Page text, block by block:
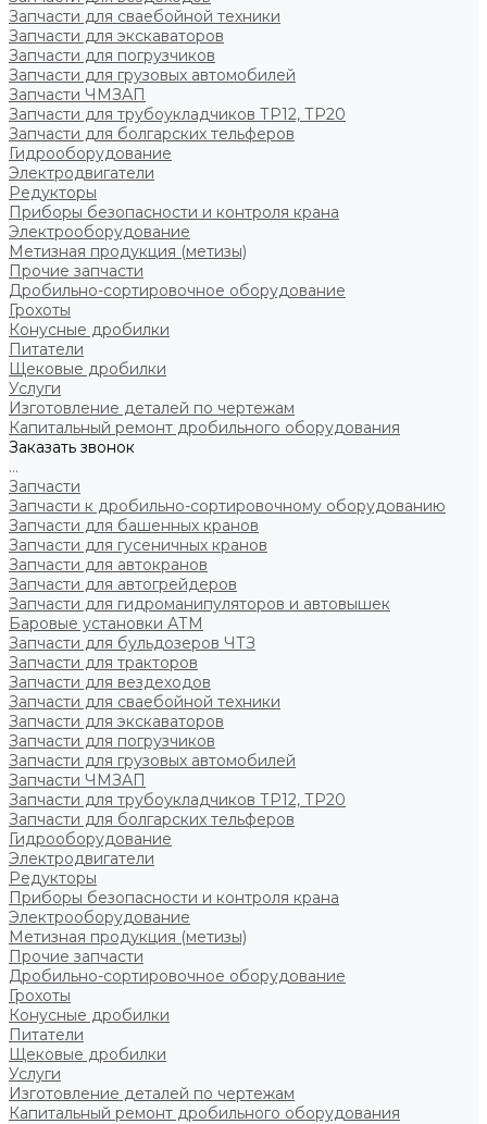
Запчасти для сваебойной техники
Запчасти для экскаваторов
Запчасти для погрузчиков
Запчасти для грузовых автомобилей
Запчасти ЧМЗАП
Запчасти для трубоукладчиков ТР12, ТР20
Запчасти для болгарских тельферов
Гидрооборудование
Электродвигатели
Редукторы
Приборы безопасности и контроля крана
Электрооборудование
Метизная продукция (метизы)
Прочие запчасти
Дробильно-сортировочное оборудование
Грохоты
Конусные дробилки
Питатели
Щековые дробилки
Услуги
Изготовление деталей по чертежам
Капитальный ремонт дробильного оборудования
Заказать звонок
...
Запчасти
Запчасти к дробильно-сортировочному оборудованию
Запчасти для башенных кранов
Запчасти для гусеничных кранов
Запчасти для автокранов
Запчасти для автогрейдеров
Запчасти для гидроманипуляторов и автовышек
Баровые установки АТМ
Запчасти для бульдозеров ЧТЗ
Запчасти для тракторов
Запчасти для вездеходов
Запчасти для сваебойной техники
Запчасти для экскаваторов
Запчасти для погрузчиков
Запчасти для грузовых автомобилей
Запчасти ЧМЗАП
Запчасти для трубоукладчиков ТР12, ТР20
Запчасти для болгарских тельферов
Гидрооборудование
Электродвигатели
Редукторы
Приборы безопасности и контроля крана
Электрооборудование
Метизная продукция (метизы)
Прочие запчасти
Дробильно-сортировочное оборудование
Грохоты
Конусные дробилки
Питатели
Щековые дробилки
Услуги
Изготовление деталей по чертежам
Капитальный ремонт дробильного оборудования